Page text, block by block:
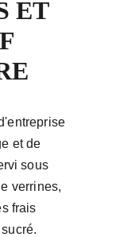
ET
et de
sous
verrines,
frais